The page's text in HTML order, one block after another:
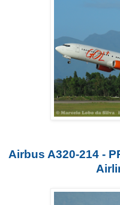
Airbus A320-214 -